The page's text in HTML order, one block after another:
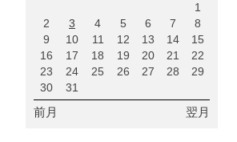
1
2
3 4 5 6 7
8
9
10 11 12 13 14
15
16
17 18 19 20 21
22
23
24 25 26 27 28
29
30
31
前月 翌月